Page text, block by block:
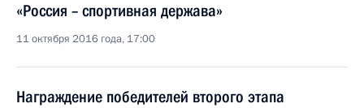
«Россия – спортивная держава»
11 октября 2016 года, 17:00
Награждение победителей второго этапа